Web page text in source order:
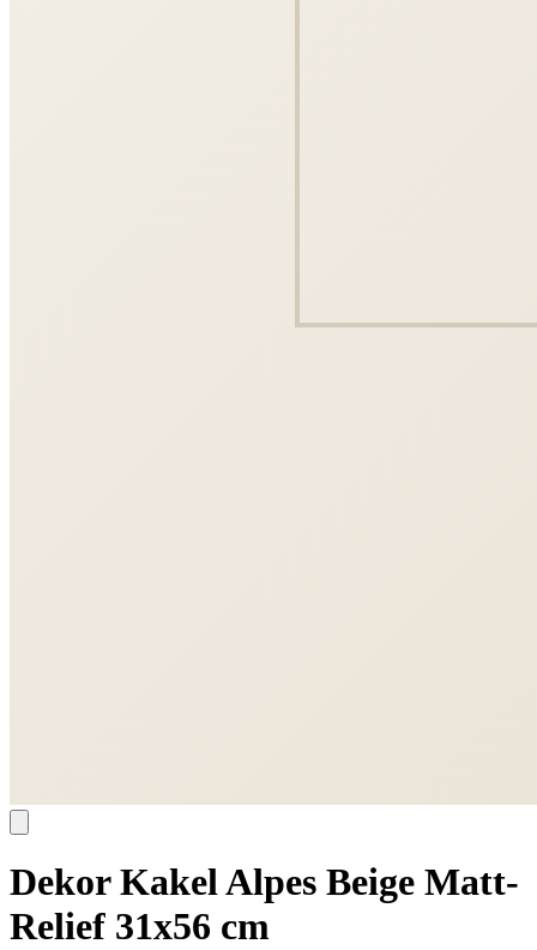
Dekor Kakel Alpes Beige Matt-
Relief 31x56 cm